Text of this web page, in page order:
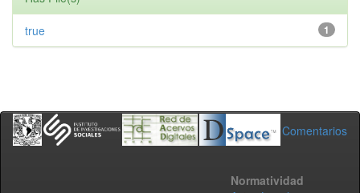
1
true
Comentarios
Normatividad